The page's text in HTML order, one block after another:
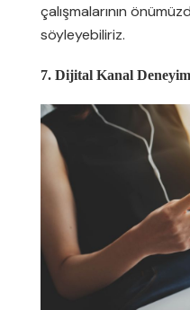
çalışmalarının
söyleyebiliriz.
7. Dijital Kanal